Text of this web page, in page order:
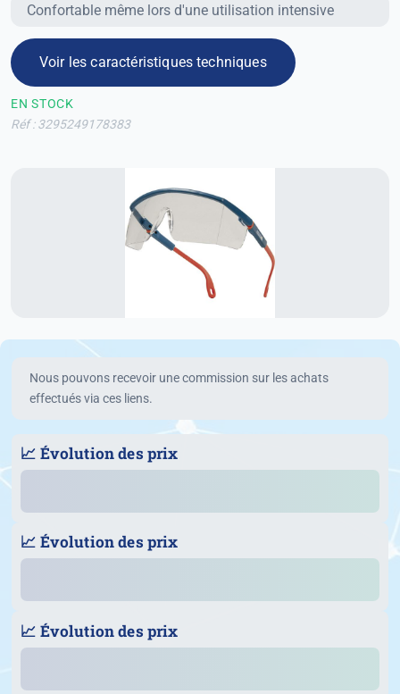
Confortable même lors d'une utilisation intensive
Voir les caractéristiques techniques
EN STOCK
Réf : 3295249178383
Nous pouvons recevoir une commission sur les achats
effectués via ces liens.
📈 Évolution des prix
📈 Évolution des prix
📈 Évolution des prix